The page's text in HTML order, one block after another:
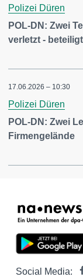
Polizei Düren
POL-DN: Zwei
verletzt -
17.06.2026 – 10:30
Polizei Düren
POL-DN: Zwei
Firmengelände
Social Media: